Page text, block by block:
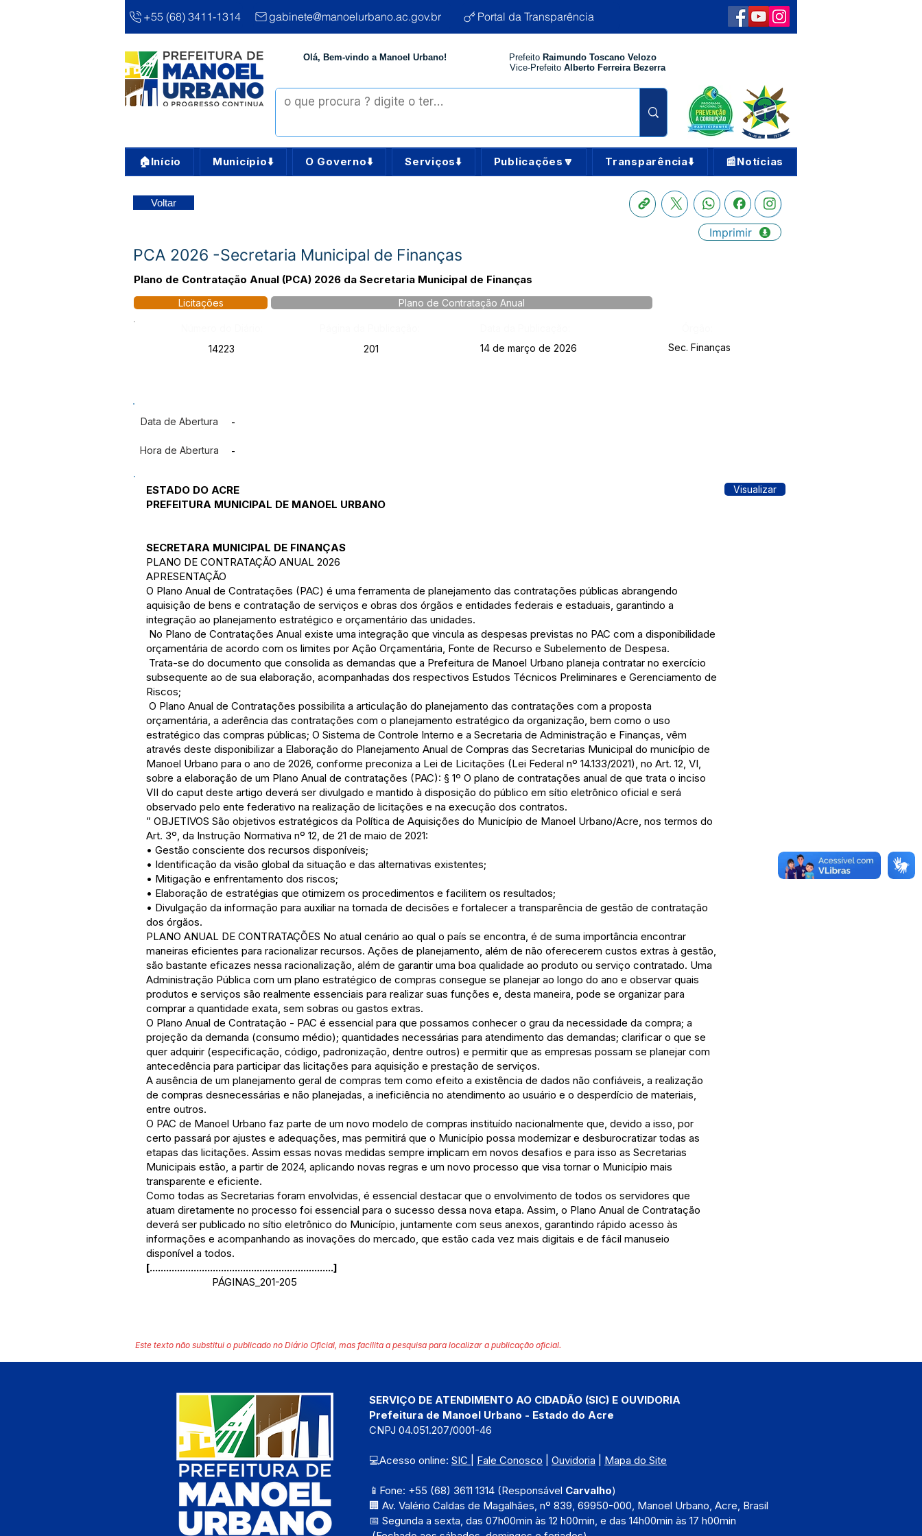
+55 (68) 3411-1314 gabinete@manoelurbano.ac.gov.br Portal da Transparência
Olá, Bem-vindo a Manoel Urbano! Prefeito Raimundo Toscano Velozo
Vice-Prefeito Alberto Ferreira Bezerra
🏠Início Município⬇️ O Governo⬇️ Serviços⬇️ Publicações🔽 Transparência⬇️ 📰Notícias
Voltar
Imprimir
PCA 2026 -Secretaria Municipal de Finanças
Plano de Contratação Anual (PCA) 2026 da Secretaria Municipal de Finanças
Licitações Plano de Contratação Anual
14223
201 14 de março de 2026 Sec. Finanças
Data de Abertura -
Hora de Abertura -
ESTADO DO ACRE
PREFEITURA MUNICIPAL DE MANOEL URBANO
SECRETARA MUNICIPAL DE FINANÇAS
PLANO DE CONTRATAÇÃO ANUAL 2026
APRESENTAÇÃO
O Plano Anual de Contratações (PAC) é uma ferramenta de planejamento das contratações públicas abrangendo
aquisição de bens e contratação de serviços e obras dos órgãos e entidades federais e estaduais, garantindo a
integração ao planejamento estratégico e orçamentário das unidades.
No Plano de Contratações Anual existe uma integração que vincula as despesas previstas no PAC com a disponibilidade
orçamentária de acordo com os limites por Ação Orçamentária, Fonte de Recurso e Subelemento de Despesa.
Trata-se do documento que consolida as demandas que a Prefeitura de Manoel Urbano planeja contratar no exercício
subsequente ao de sua elaboração, acompanhadas dos respectivos Estudos Técnicos Preliminares e Gerenciamento de
Riscos;
O Plano Anual de Contratações possibilita a articulação do planejamento das contratações com a proposta
orçamentária, a aderência das contratações com o planejamento estratégico da organização, bem como o uso
estratégico das compras públicas; O Sistema de Controle Interno e a Secretaria de Administração e Finanças, vêm
através deste disponibilizar a Elaboração do Planejamento Anual de Compras das Secretarias Municipal do município de
Manoel Urbano para o ano de 2026, conforme preconiza a Lei de Licitações (Lei Federal nº 14.133/2021), no Art. 12, VI,
sobre a elaboração de um Plano Anual de contratações (PAC): § 1º O plano de contratações anual de que trata o inciso
VII do caput deste artigo deverá ser divulgado e mantido à disposição do público em sítio eletrônico oficial e será
observado pelo ente federativo na realização de licitações e na execução dos contratos.
” OBJETIVOS São objetivos estratégicos da Política de Aquisições do Município de Manoel Urbano/Acre, nos termos do
Art. 3º, da Instrução Normativa nº 12, de 21 de maio de 2021:
• Gestão consciente dos recursos disponíveis;
• Identificação da visão global da situação e das alternativas existentes;
• Mitigação e enfrentamento dos riscos;
• Elaboração de estratégias que otimizem os procedimentos e facilitem os resultados;
• Divulgação da informação para auxiliar na tomada de decisões e fortalecer a transparência de gestão de contratação
dos órgãos.
PLANO ANUAL DE CONTRATAÇÕES No atual cenário ao qual o país se encontra, é de suma importância encontrar
maneiras eficientes para racionalizar recursos. Ações de planejamento, além de não oferecerem custos extras à gestão,
são bastante eficazes nessa racionalização, além de garantir uma boa qualidade ao produto ou serviço contratado. Uma
Administração Pública com um plano estratégico de compras consegue se planejar ao longo do ano e observar quais
produtos e serviços são realmente essenciais para realizar suas funções e, desta maneira, pode se organizar para
comprar a quantidade exata, sem sobras ou gastos extras.
O Plano Anual de Contratação - PAC é essencial para que possamos conhecer o grau da necessidade da compra; a
projeção da demanda (consumo médio); quantidades necessárias para atendimento das demandas; clarificar o que se
quer adquirir (especificação, código, padronização, dentre outros) e permitir que as empresas possam se planejar com
antecedência para participar das licitações para aquisição e prestação de serviços.
A ausência de um planejamento geral de compras tem como efeito a existência de dados não confiáveis, a realização
de compras desnecessárias e não planejadas, a ineficiência no atendimento ao usuário e o desperdício de materiais,
entre outros.
O PAC de Manoel Urbano faz parte de um novo modelo de compras instituído nacionalmente que, devido a isso, por
certo passará por ajustes e adequações, mas permitirá que o Município possa modernizar e desburocratizar todas as
etapas das licitações. Assim essas novas medidas sempre implicam em novos desafios e para isso as Secretarias
Municipais estão, a partir de 2024, aplicando novas regras e um novo processo que visa tornar o Município mais
transparente e eficiente.
Como todas as Secretarias foram envolvidas, é essencial destacar que o envolvimento de todos os servidores que
atuam diretamente no processo foi essencial para o sucesso dessa nova etapa. Assim, o Plano Anual de Contratação
deverá ser publicado no sítio eletrônico do Município, juntamente com seus anexos, garantindo rápido acesso às
informações e acompanhando as inovações do mercado, que estão cada vez mais digitais e de fácil manuseio
disponível a todos.
[...................................................................]
PÁGINAS_201-205
Visualizar
Este texto não substitui o publicado no Diário Oficial, mas facilita a pesquisa para localizar a publicação oficial.
SERVIÇO DE ATENDIMENTO AO CIDADÃO (SIC) E OUVIDORIA
Prefeitura de Manoel Urbano - Estado do Acre
CNPJ 04.051.207/0001-46
💻Acesso online: SIC Fale Conosco Ouvidoria Mapa do Site
📱Fone: +55 (68) 3611 1314 (Responsável Carvalho)
🏢 Av. Valério Caldas de Magalhães, nº 839, 69950-000, Manoel Urbano, Acre, Brasil
📅 Segunda a sexta, das 07h00min às 12 h00min, e das 14h00min às 17 h00min